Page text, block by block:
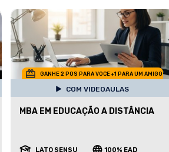
GANHE 2 POS PARA VOCE +1 PARA UM AMIGO
COM VIDEOAULAS
MBA EM EDUCAÇÃO A DISTÂNCIA
LATO SENSU 100% EAD